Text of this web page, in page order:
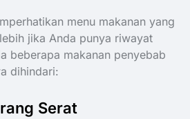
menu makanan yang
jika Anda punya riwayat
beberapa makanan penyebab
dihindari:
Serat